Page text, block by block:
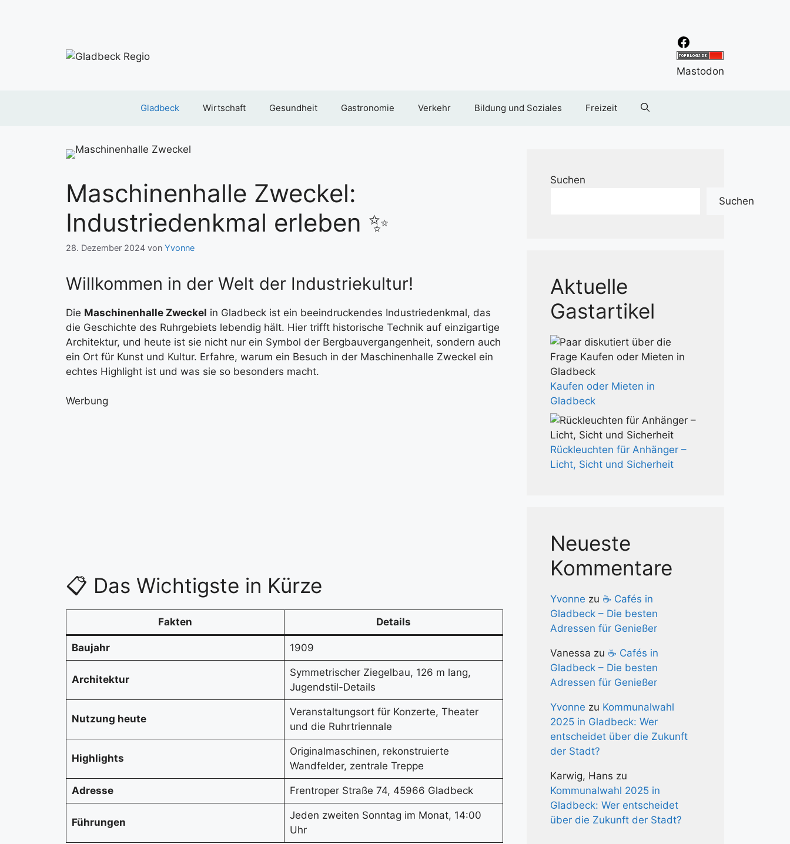
Facebook
Mastodon
Gladbeck Wirtschaft Gesundheit Gastronomie Verkehr Bildung und Soziales Freizeit
Maschinenhalle Zweckel:
Industriedenkmal erleben ✨
28. Dezember 2024 von Yvonne
Willkommen in der Welt der Industriekultur!
Die Maschinenhalle Zweckel in Gladbeck ist ein beeindruckendes Industriedenkmal, das
die Geschichte des Ruhrgebiets lebendig hält. Hier trifft historische Technik auf einzigartige
Architektur, und heute ist sie nicht nur ein Symbol der Bergbauvergangenheit, sondern auch
ein Ort für Kunst und Kultur. Erfahre, warum ein Besuch in der Maschinenhalle Zweckel ein
echtes Highlight ist und was sie so besonders macht.
Werbung
📋 Das Wichtigste in Kürze
Fakten Details
Baujahr 1909
Architektur
Symmetrischer Ziegelbau, 126 m lang,
Jugendstil-Details
Nutzung heute
Veranstaltungsort für Konzerte, Theater
und die Ruhrtriennale
Highlights
Originalmaschinen, rekonstruierte
Wandfelder, zentrale Treppe
Adresse Frentroper Straße 74, 45966 Gladbeck
Führungen
Jeden zweiten Sonntag im Monat, 14:00
Uhr
Suchen
Suchen
Aktuelle
Gastartikel
Kaufen oder Mieten in
Gladbeck
Rückleuchten für Anhänger –
Licht, Sicht und Sicherheit
Neueste
Kommentare
Yvonne zu ☕ Cafés in
Gladbeck – Die besten
Adressen für Genießer
Vanessa zu ☕ Cafés in
Gladbeck – Die besten
Adressen für Genießer
Yvonne zu Kommunalwahl
2025 in Gladbeck: Wer
entscheidet über die Zukunft
der Stadt?
Karwig, Hans zu
Kommunalwahl 2025 in
Gladbeck: Wer entscheidet
über die Zukunft der Stadt?